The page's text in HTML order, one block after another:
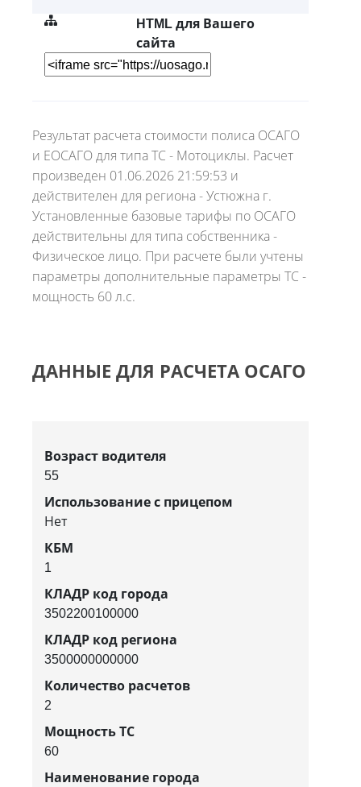
HTML для Вашего
сайта
Результат расчета стоимости полиса ОСАГО
и ЕОСАГО для типа ТС - Мотоциклы. Расчет
произведен 01.06.2026 21:59:53 и
действителен для региона - Устюжна г.
Установленные базовые тарифы по ОСАГО
действительны для типа собственника -
Физическое лицо. При расчете были учтены
параметры дополнительные параметры ТС -
мощность 60 л.с.
ДАННЫЕ ДЛЯ РАСЧЕТА ОСАГО
Возраст водителя
55
Использование с прицепом
Нет
КБМ
1
КЛАДР код города
3502200100000
КЛАДР код региона
3500000000000
Количество расчетов
2
Мощность ТС
60
Наименование города